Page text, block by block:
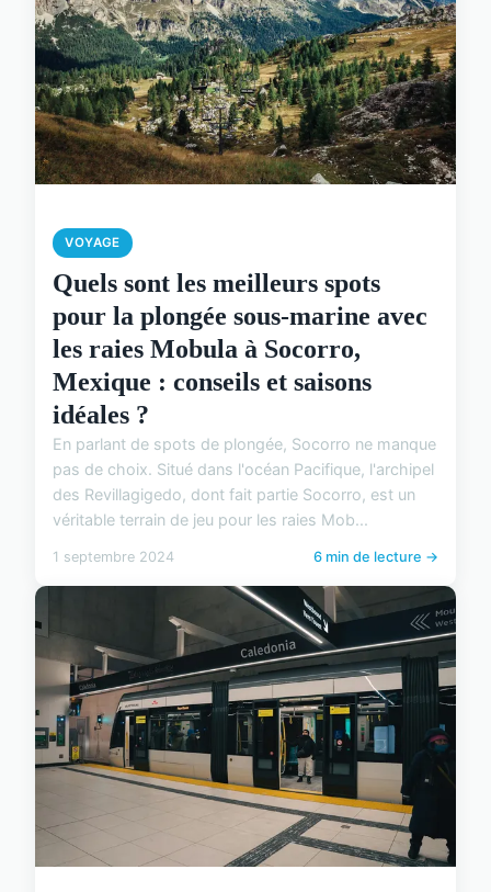
VOYAGE
Quels sont les meilleurs spots
pour la plongée sous-marine avec
les raies Mobula à Socorro,
Mexique : conseils et saisons
idéales ?
En parlant de spots de plongée, Socorro ne manque
pas de choix. Situé dans l'océan Pacifique, l'archipel
des Revillagigedo, dont fait partie Socorro, est un
véritable terrain de jeu pour les raies Mob...
1 septembre 2024 6 min de lecture →